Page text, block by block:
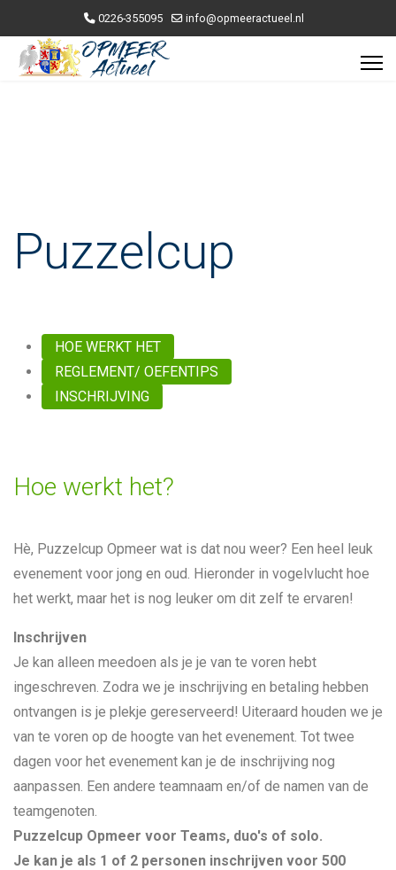
0226-355095 info@opmeeractueel.nl
Puzzelcup
HOE WERKT HET
REGLEMENT/ OEFENTIPS
INSCHRIJVING
Hoe werkt het?
Hè, Puzzelcup Opmeer wat is dat nou weer? Een heel leuk
evenement voor jong en oud. Hieronder in vogelvlucht hoe
het werkt, maar het is nog leuker om dit zelf te ervaren!
Inschrijven
Je kan alleen meedoen als je je van te voren hebt
ingeschreven. Zodra we je inschrijving en betaling hebben
ontvangen is je plekje gereserveerd! Uiteraard houden we je
van te voren op de hoogte van het evenement. Tot twee
dagen voor het evenement kan je de inschrijving nog
aanpassen. Een andere teamnaam en/of de namen van de
teamgenoten.
Puzzelcup Opmeer voor Teams, duo's of solo.
Je kan je als 1 of 2 personen inschrijven voor 500